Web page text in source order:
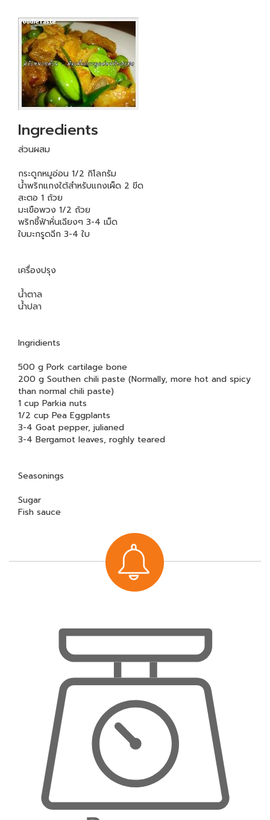
Ingredients
ส่วนผสม
กระดูกหมูอ่อน 1/2 กิโลกรัม
น้ำพริกแกงใต้สำหรับแกงเผ็ด 2 ขีด
สะตอ 1 ถ้วย
มะเขือพวง 1/2 ถ้วย
พริกชี้ฟ้าหั่นเฉียงๆ 3-4 เม็ด
ใบมะกรูดฉีก 3-4 ใบ
เครื่องปรุง
น้ำตาล
น้ำปลา
Ingridients
500 g Pork cartilage bone
200 g Southen chili paste (Normally, more hot and spicy
than normal chili paste)
1 cup Parkia nuts
1/2 cup Pea Eggplants
3-4 Goat pepper, julianed
3-4 Bergamot leaves, roghly teared
Seasonings
Sugar
Fish sauce